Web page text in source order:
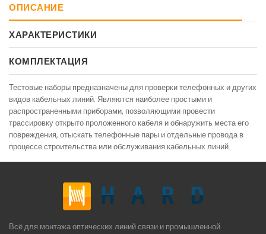
ОПИСАНИЕ
ХАРАКТЕРИСТИКИ
КОМПЛЕКТАЦИЯ
Тестовые наборы предназначены для проверки телефонных и других
видов кабельных линий. Являются наиболее простыми и
распространенными приборами, позволяющими провести
трассировку открыто проложенного кабеля и обнаружить места его
повреждения, отыскать телефонные пары и отдельные провода в
процессе строительства или обслуживания кабельных линий.
Всё для монтажа оптических линий связи и промышленной